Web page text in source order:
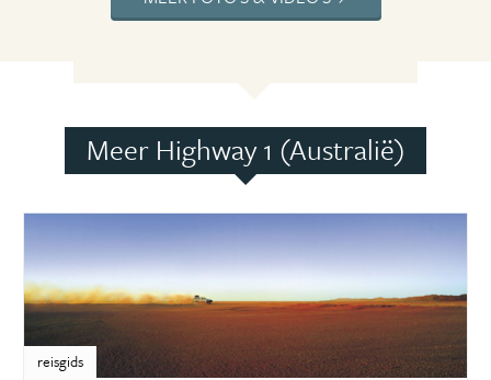
Meer Highway 1 (Australië)
reisgids